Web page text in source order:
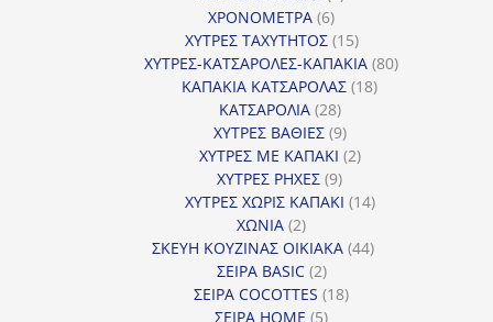
ΧΡΟΝΟΜΕΤΡΑ 66
προϊόντα
ΧΥΤΡΕΣ ΤΑΧΥΤΗΤΟΣ 1515
προϊόντα
ΧΥΤΡΕΣ-ΚΑΤΣΑΡΟΛΕΣ-ΚΑΠΑΚΙΑ 8080
ΚΑΠΑΚΙΑ ΚΑΤΣΑΡΟΛΑΣ 1818
ΚΑΤΣΑΡΟΛΙΑ 2828
προϊόντα
ΧΥΤΡΕΣ ΒΑΘΙΕΣ 99
προϊόντα
ΧΥΤΡΕΣ ΜΕ ΚΑΠΑΚΙ 22
ΧΥΤΡΕΣ ΡΗΧΕΣ 99
προϊόντα
ΧΥΤΡΕΣ ΧΩΡΙΣ ΚΑΠΑΚΙ 1414
ΧΩΝΙΑ 22
προϊόντα
ΣΚΕΥΗ ΚΟΥΖΙΝΑΣ ΟΙΚΙΑΚΑ 4444
ΣΕΙΡΑ BASIC 22
προϊόντα
ΣΕΙΡΑ COCOTTES 1818
ΣΕΙΡΑ HOME 55